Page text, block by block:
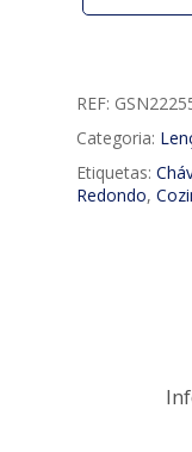
REF:
Categoria:
Etiquetas:
Redondo,